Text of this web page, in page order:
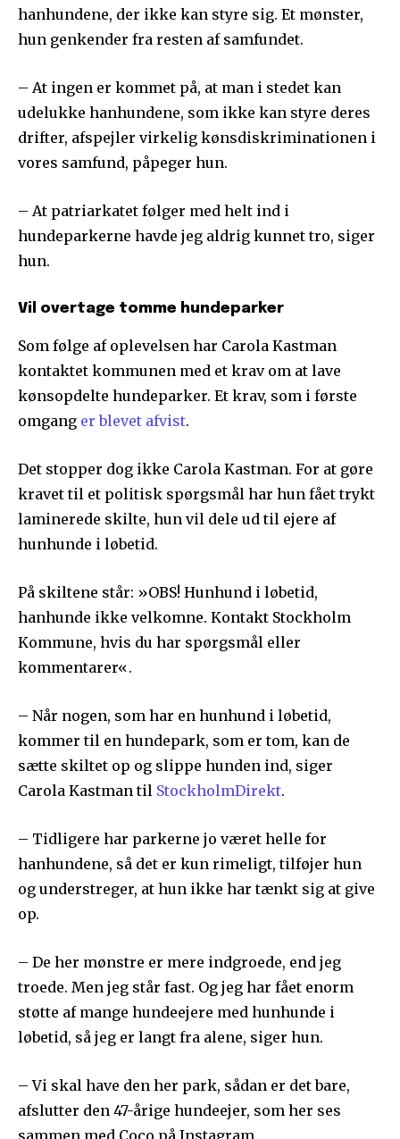
hanhundene, der ikke kan styre sig. Et mønster,
hun genkender fra resten af samfundet.
– At ingen er kommet på, at man i stedet kan
udelukke hanhundene, som ikke kan styre deres
drifter, afspejler virkelig kønsdiskriminationen i
vores samfund, påpeger hun.
– At patriarkatet følger med helt ind i
hundeparkerne havde jeg aldrig kunnet tro, siger
hun.
Vil overtage tomme hundeparker
Som følge af oplevelsen har Carola Kastman
kontaktet kommunen med et krav om at lave
kønsopdelte hundeparker. Et krav, som i første
omgang er blevet afvist.
Det stopper dog ikke Carola Kastman. For at gøre
kravet til et politisk spørgsmål har hun fået trykt
laminerede skilte, hun vil dele ud til ejere af
hunhunde i løbetid.
På skiltene står: »OBS! Hunhund i løbetid,
hanhunde ikke velkomne. Kontakt Stockholm
Kommune, hvis du har spørgsmål eller
kommentarer«.
– Når nogen, som har en hunhund i løbetid,
kommer til en hundepark, som er tom, kan de
sætte skiltet op og slippe hunden ind, siger
Carola Kastman til StockholmDirekt.
– Tidligere har parkerne jo været helle for
hanhundene, så det er kun rimeligt, tilføjer hun
og understreger, at hun ikke har tænkt sig at give
op.
– De her mønstre er mere indgroede, end jeg
troede. Men jeg står fast. Og jeg har fået enorm
støtte af mange hundeejere med hunhunde i
løbetid, så jeg er langt fra alene, siger hun.
– Vi skal have den her park, sådan er det bare,
afslutter den 47-årige hundeejer, som her ses